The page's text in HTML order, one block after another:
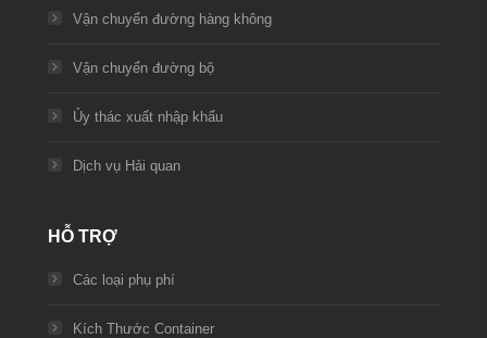
Vận chuyển đường hàng không
Vận chuyển đường bộ
Ủy thác xuất nhập khẩu
Dịch vụ Hải quan
HỖ TRỢ
Các loại phụ phí
Kích Thước Container